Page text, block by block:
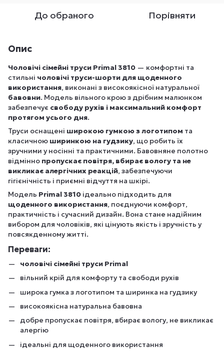
До обраного Порівняти
Опис
Чоловічі сімейні труси Primal 3810 — комфортні та
стильні чоловічі труси-шорти для щоденного
використання, виконані з високоякісної натуральної
бавовни. Модель вільного крою з дрібним малюнком
забезпечує свободу рухів і максимальний комфорт
протягом усього дня.
Труси оснащені широкою гумкою з логотипом та
класичною ширинкою на гудзику, що робить їх
зручними у носінні та практичними. Бавовняне полотно
відмінно пропускає повітря, вбирає вологу та не
викликає алергічних реакцій, забезпечуючи
гігієнічність і приємні відчуття на шкірі.
Модель Primal 3810 ідеально підходить для
щоденного використання, поєднуючи комфорт,
практичність і сучасний дизайн. Вона стане надійним
вибором для чоловіків, які цінують якість і зручність у
повсякденному житті.
Переваги:
чоловічі сімейні труси Primal
вільний крій для комфорту та свободи рухів
широка гумка з логотипом та ширинка на гудзику
високоякісна натуральна бавовна
добре пропускає повітря, вбирає вологу, не викликає
алергію
ідеальні для щоденного використання